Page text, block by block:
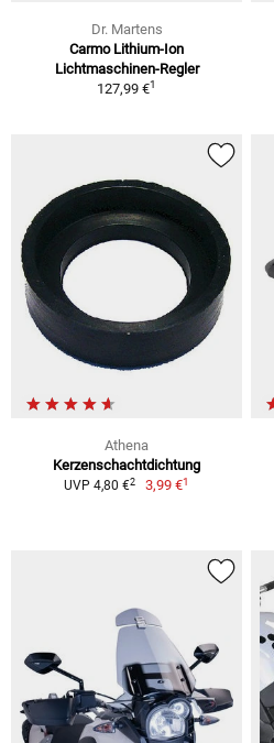
Dr. Martens
Carmo Lithium-Ion
Lichtmaschinen-Regler
127,99 €1
Athena
Kerzenschachtdichtung
UVP 4,80 €2 3,99 €1